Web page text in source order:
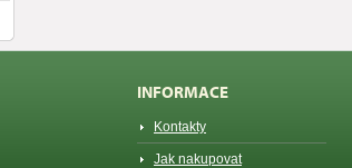
INFORMACE
Kontakty
Jak nakupovat